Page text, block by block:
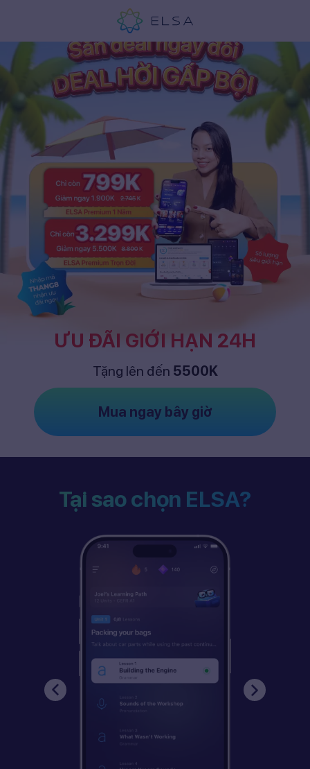
ƯU ĐÃI GIỚI HẠN 24H
Tặng lên đến 5500K
Mua ngay bây giờ
Tại sao chọn ELSA?